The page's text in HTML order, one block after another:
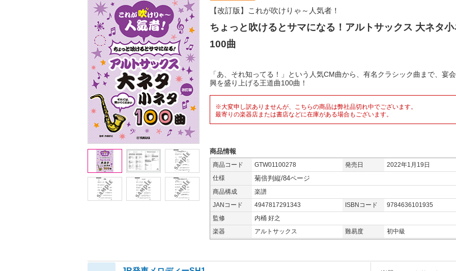
【改訂版】これが吹けりゃ～人気者！
ちょっと吹けるとサマになる！アルトサックス 大ネタ
100曲
「あ、それ知ってる！」という人気CM曲から、有名クラシック曲まで、宴
興を盛り上げる王道曲100曲！
※大変申し訳ありませんが、こちらの商品は弊社品切れ中でございます。
最寄りの楽器店または書店などに在庫がある場合もございます。
商品情報
商品コード GTW01100278 発売日
2022年1月19日
仕様
菊倍判縦/84ページ
商品構成
楽譜
JANコード
4947817291343 ISBNコード
9784636101935
監修
内桶 好之
楽器
アルトサックス 難易度 初中級